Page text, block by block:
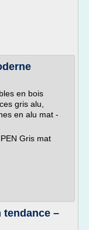
en bois
gris alu,
en alu mat -
Gris mat
tendance –